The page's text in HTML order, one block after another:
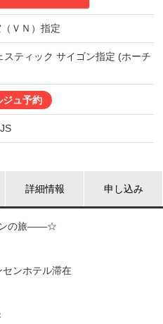
ＶＮ）指定
スティック サイゴン指定 (ホーチ
ジュ予約
詳細情報 申し込み
ンの旅――☆
センホテル滞在